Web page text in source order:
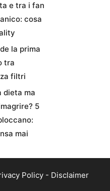
e tra i fan
cosa
la prima
tra
filtri
dieta ma
5
mai
Policy - Disclaimer